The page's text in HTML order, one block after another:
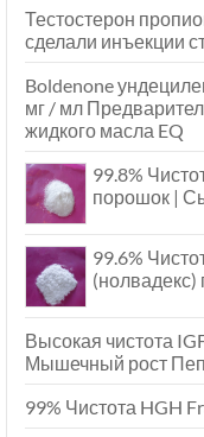
Тестостерон
сделали инъекции
Boldenone
мг / мл
жидкого масла EQ
99.8%
порошок |
99.6%
Высокая чистота
Мышечный рост
99% Чистота HGH